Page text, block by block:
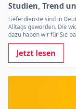
Studien, Trend
Lieferdienste sind in
Alltags geworden. Die
dazu haben wir für Sie
Jetzt lesen